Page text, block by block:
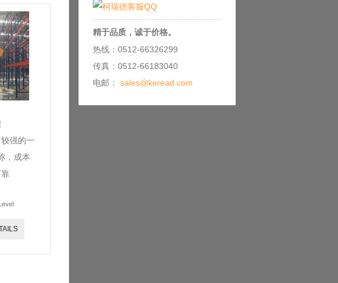
强的一
，成本
精于品质，诚于价格。
热线：0512-66326299
传真：0512-66183040
电邮： sales@keread.com